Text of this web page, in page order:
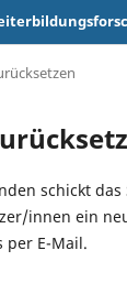
schickt das
innen ein
per E-Mail.